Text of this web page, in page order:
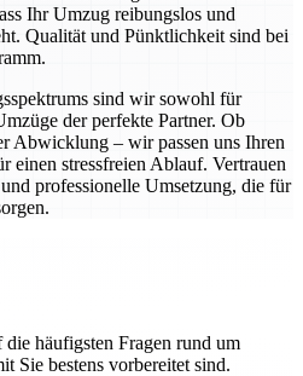
Ihr Umzug reibungslos und
Qualität und Pünktlichkeit sind bei
sind wir sowohl für
der perfekte Partner. Ob
Abwicklung – wir passen uns Ihren
einen stressfreien Ablauf. Vertrauen
professionelle Umsetzung, die für
häufigsten Fragen rund um
Sie bestens vorbereitet sind.